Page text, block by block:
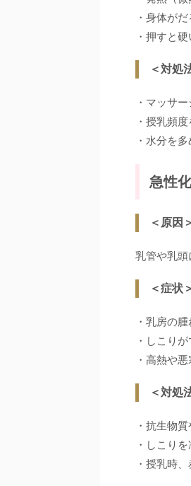
・身体が
・押すと
＜対処
・マッサ
・授乳頻
・水分を
急性
＜原因
乳管や乳頭
＜症状
・乳房の
・しこり
・高熱や
＜対処
・抗生物
・しこり
・授乳時